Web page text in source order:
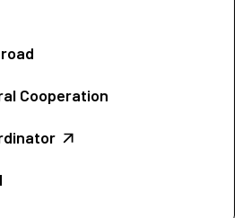
Cooperation